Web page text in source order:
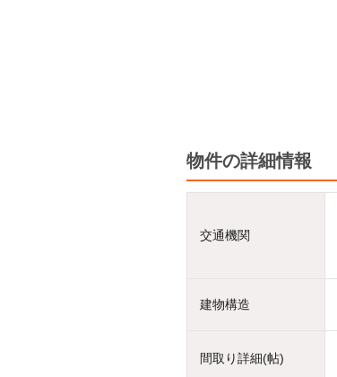
物件の詳細情報
交通機関
建物構造
間取り詳細(帖)